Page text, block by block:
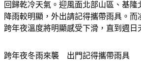
回歸乾冷天氣。迎風面北部山區、基
降雨較明顯，外出請記得攜帶雨具。而
跨年夜溫度將明顯感受下滑，直到週日
跨年夜冬雨來襲　出門記得攜帶雨具